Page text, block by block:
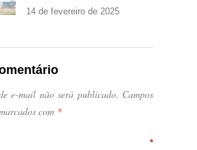
14 de fevereiro de 2025
e-mail não será publicado. Campos
com *
*